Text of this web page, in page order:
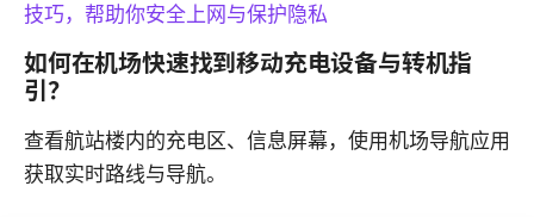
技巧，帮助你安全上网与保护隐私
如何在机场快速找到移动充电设备与转机指
引？
查看航站楼内的充电区、信息屏幕，使用机场导航应用
获取实时路线与导航。